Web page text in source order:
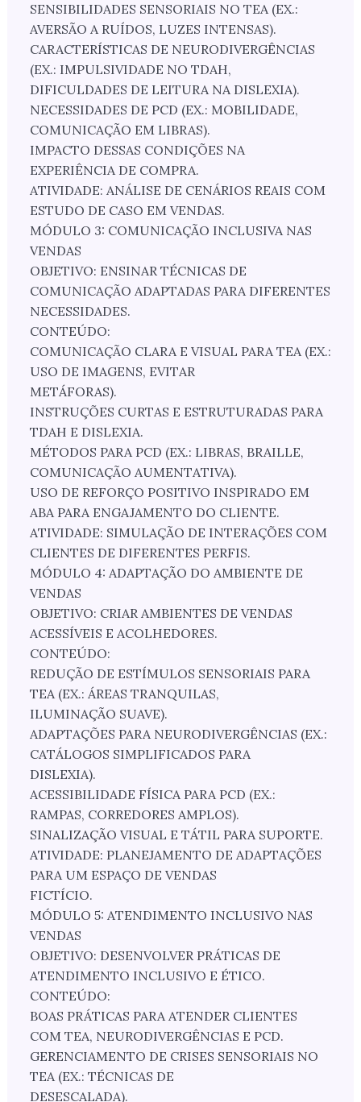
SENSIBILIDADES SENSORIAIS NO TEA (EX.:
AVERSÃO A RUÍDOS, LUZES INTENSAS).
CARACTERÍSTICAS DE NEURODIVERGÊNCIAS
(EX.: IMPULSIVIDADE NO TDAH,
DIFICULDADES DE LEITURA NA DISLEXIA).
NECESSIDADES DE PCD (EX.: MOBILIDADE,
COMUNICAÇÃO EM LIBRAS).
IMPACTO DESSAS CONDIÇÕES NA
EXPERIÊNCIA DE COMPRA.
ATIVIDADE: ANÁLISE DE CENÁRIOS REAIS COM
ESTUDO DE CASO EM VENDAS.
MÓDULO 3: COMUNICAÇÃO INCLUSIVA NAS
VENDAS
OBJETIVO: ENSINAR TÉCNICAS DE
COMUNICAÇÃO ADAPTADAS PARA DIFERENTES
NECESSIDADES.
CONTEÚDO:
COMUNICAÇÃO CLARA E VISUAL PARA TEA (EX.:
USO DE IMAGENS, EVITAR
METÁFORAS).
INSTRUÇÕES CURTAS E ESTRUTURADAS PARA
TDAH E DISLEXIA.
MÉTODOS PARA PCD (EX.: LIBRAS, BRAILLE,
COMUNICAÇÃO AUMENTATIVA).
USO DE REFORÇO POSITIVO INSPIRADO EM
ABA PARA ENGAJAMENTO DO CLIENTE.
ATIVIDADE: SIMULAÇÃO DE INTERAÇÕES COM
CLIENTES DE DIFERENTES PERFIS.
MÓDULO 4: ADAPTAÇÃO DO AMBIENTE DE
VENDAS
OBJETIVO: CRIAR AMBIENTES DE VENDAS
ACESSÍVEIS E ACOLHEDORES.
CONTEÚDO:
REDUÇÃO DE ESTÍMULOS SENSORIAIS PARA
TEA (EX.: ÁREAS TRANQUILAS,
ILUMINAÇÃO SUAVE).
ADAPTAÇÕES PARA NEURODIVERGÊNCIAS (EX.:
CATÁLOGOS SIMPLIFICADOS PARA
DISLEXIA).
ACESSIBILIDADE FÍSICA PARA PCD (EX.:
RAMPAS, CORREDORES AMPLOS).
SINALIZAÇÃO VISUAL E TÁTIL PARA SUPORTE.
ATIVIDADE: PLANEJAMENTO DE ADAPTAÇÕES
PARA UM ESPAÇO DE VENDAS
FICTÍCIO.
MÓDULO 5: ATENDIMENTO INCLUSIVO NAS
VENDAS
OBJETIVO: DESENVOLVER PRÁTICAS DE
ATENDIMENTO INCLUSIVO E ÉTICO.
CONTEÚDO:
BOAS PRÁTICAS PARA ATENDER CLIENTES
COM TEA, NEURODIVERGÊNCIAS E PCD.
GERENCIAMENTO DE CRISES SENSORIAIS NO
TEA (EX.: TÉCNICAS DE
DESESCALADA).